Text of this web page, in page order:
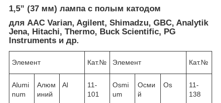
1,5” (37 мм) лампа с полым катодом
для ААС Varian, Agilent, Shimadzu, GBC, Analytik
Jena, Hitachi, Thermo, Buck Scientific, PG
Instruments и др.
Элемент Кат.№ Элемент Кат.№
Alumi
num
Алюм
иний
Al
11-
101
Osmi
um
Осми
й
Os
11-
138